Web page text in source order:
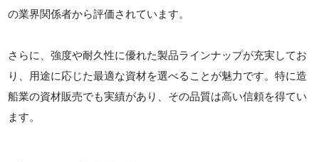
の業界関係者から評価されています。
さらに、強度や耐久性に優れた製品ラインナップが充実してお
り、用途に応じた最適な資材を選べることが魅力です。特に造
船業の資材販売でも実績があり、その品質は高い信頼を得てい
ます。